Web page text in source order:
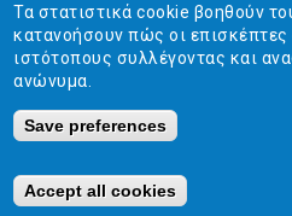
5+2 Δευ - Πεμ:10:00 πμ - 2:00 μμ
Σάβ - Κυρ: Κλειστά
Κατασκευή ιστοσελίδων Istology
Τα στατιστικά cookie βοηθούν
κατανοήσουν πώς οι
ιστότοπους συλλέγοντας και
ανώνυμα.
Save preferences
Accept all cookies